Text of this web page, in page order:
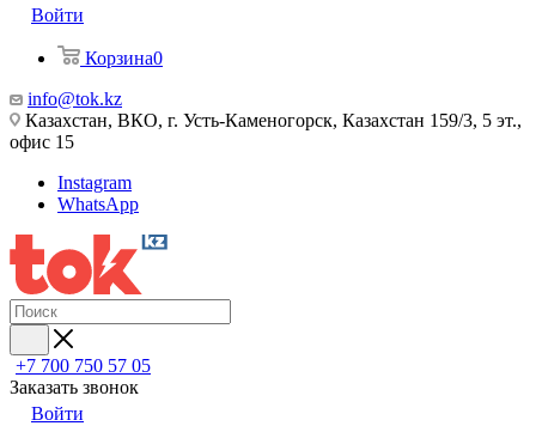
Войти
Корзина0
info@tok.kz
Казахстан, ВКО, г. Усть-Каменогорск, Казахстан 159/3, 5 эт.,
офис 15
Instagram
WhatsApp
+7 700 750 57 05
Заказать звонок
Войти